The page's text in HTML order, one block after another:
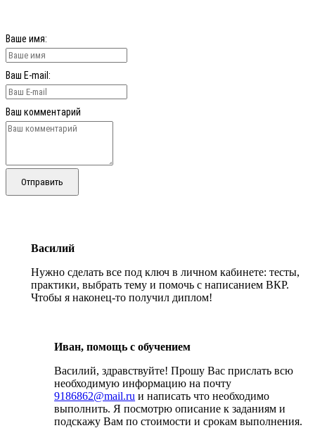
Ваше имя:
Ваш E-mail:
Ваш комментарий
Отправить
Василий
Нужно сделать все под ключ в личном кабинете: тесты,
практики, выбрать тему и помочь с написанием ВКР.
Чтобы я наконец-то получил диплом!
Иван, помощь с обучением
Василий, здравствуйте! Прошу Вас прислать всю
необходимую информацию на почту
9186862@mail.ru и написать что необходимо
выполнить. Я посмотрю описание к заданиям и
подскажу Вам по стоимости и срокам выполнения.